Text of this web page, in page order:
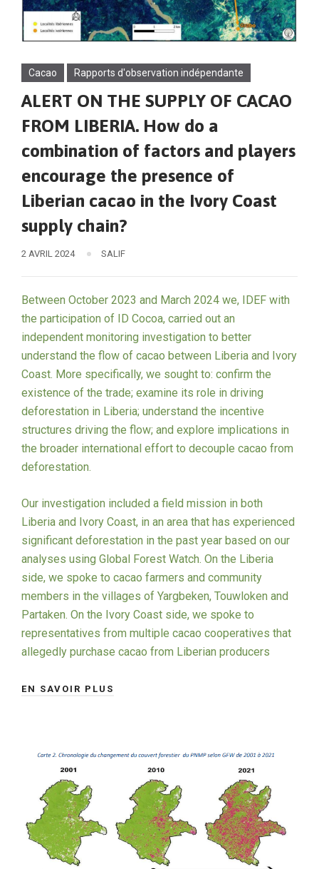
Cacao Rapports d'observation indépendante
ALERT ON THE SUPPLY OF CACAO
FROM LIBERIA. How do a
combination of factors and players
encourage the presence of
Liberian cacao in the Ivory Coast
supply chain?
2 AVRIL 2024 SALIF
Between October 2023 and March 2024 we, IDEF with
the participation of ID Cocoa, carried out an
independent monitoring investigation to better
understand the flow of cacao between Liberia and Ivory
Coast. More specifically, we sought to: confirm the
existence of the trade; examine its role in driving
deforestation in Liberia; understand the incentive
structures driving the flow; and explore implications in
the broader international effort to decouple cacao from
deforestation.
Our investigation included a field mission in both
Liberia and Ivory Coast, in an area that has experienced
significant deforestation in the past year based on our
analyses using Global Forest Watch. On the Liberia
side, we spoke to cacao farmers and community
members in the villages of Yargbeken, Touwloken and
Partaken. On the Ivory Coast side, we spoke to
representatives from multiple cacao cooperatives that
allegedly purchase cacao from Liberian producers
EN SAVOIR PLUS